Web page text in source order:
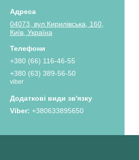
04073, вул.Кирилівська, 160,
Київ, Україна
+380 (66) 116-46-55
+380 (63) 389-56-50
viber
+380633895650